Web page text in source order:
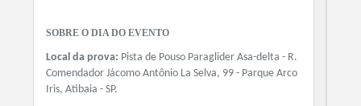
R$ 157.00
+ Taxa de Serviço (Quando houver)
SOBRE O DIA DO EVENTO
Local da prova: Pista de Pouso Paraglider Asa-delta - R.
Comendador Jácomo Antônio La Selva, 99 - Parque Arco
Iris, Atibaia - SP.